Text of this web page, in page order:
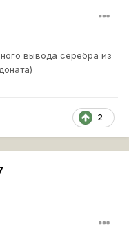
вывода серебра из
2